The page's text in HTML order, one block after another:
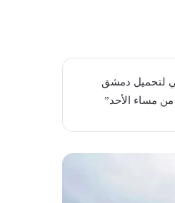
لتحميل دمشق
من مساء الأحد”